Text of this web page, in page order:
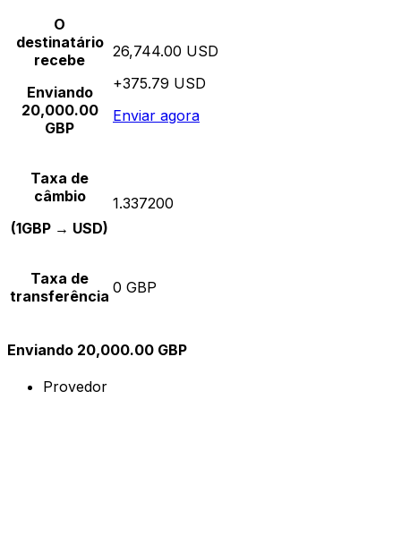
O
destinatário
recebe
Enviando
20,000.00
GBP
26,744.00 USD
+375.79 USD
Enviar agora
Taxa de
câmbio
(1GBP → USD)
1.337200
Taxa de
transferência 0 GBP
Enviando 20,000.00 GBP
Provedor